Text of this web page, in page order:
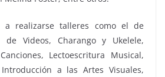
a realizarse talleres como el de
de Videos, Charango y Ukelele,
Lectoescritura Musical,
a las Artes Visuales,